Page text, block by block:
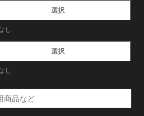
選択
し
選択
し